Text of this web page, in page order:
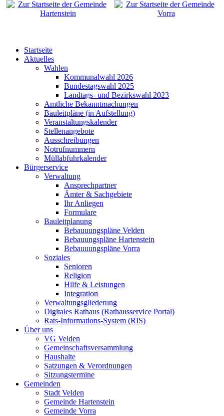
Startseite
Aktuelles
Wahlen
Kommunalwahl 2026
Bundestagswahl 2025
Landtags- und Bezirkswahl 2023
Amtliche Bekanntmachungen
Bauleitpläne (in Aufstellung)
Veranstaltungskalender
Stellenangebote
Ausschreibungen
Notrufnummern
Müllabfuhrkalender
Bürgerservice
Verwaltung
Ansprechpartner
Ämter & Sachgebiete
Ihr Anliegen
Formulare
Bauleitplanung
Bebauuungspläne Velden
Bebauungspläne Hartenstein
Bebauuungspläne Vorra
Soziales
Senioren
Religion
Hilfe & Leistungen
Integration
Verwaltungsgliederung
Digitales Rathaus (Rathausservice Portal)
Rats-Informations-System (RIS)
Über uns
VG Velden
Gemeinschaftsversammlung
Haushalte
Satzungen & Verordnungen
Sitzungstermine
Gemeinden
Stadt Velden
Gemeinde Hartenstein
Gemeinde Vorra